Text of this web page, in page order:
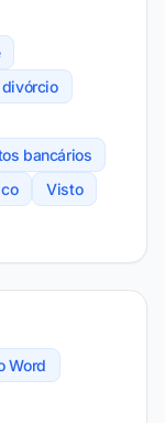
bancários
Visto
Word